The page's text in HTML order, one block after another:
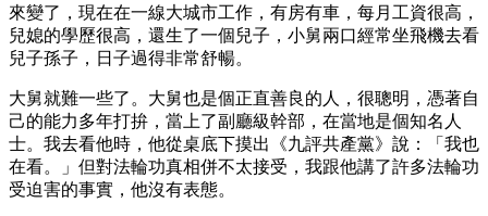
來變了，現在在一線大城市工作，有房有車，每月工資很高，
兒媳的學歷很高，還生了一個兒子，小舅兩口經常坐飛機去看
兒子孫子，日子過得非常舒暢。
大舅就難一些了。大舅也是個正直善良的人，很聰明，憑著自
己的能力多年打拚，當上了副廳級幹部，在當地是個知名人
士。我去看他時，他從桌底下摸出《九評共產黨》說：「我也
在看。」但對法輪功真相併不太接受，我跟他講了許多法輪功
受迫害的事實，他沒有表態。